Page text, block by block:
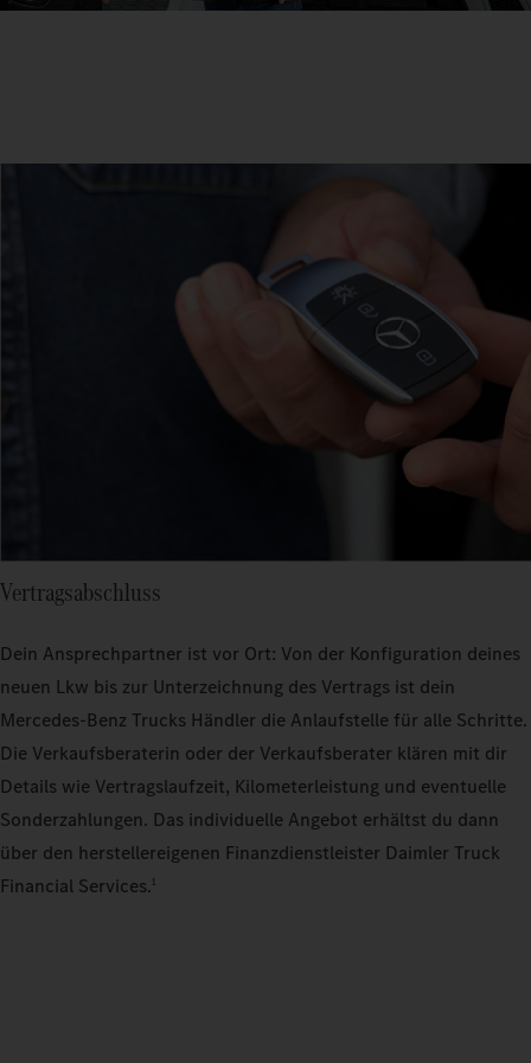
Vertragsabschluss
Dein Ansprechpartner ist vor Ort: Von der Konfiguration deines
neuen Lkw bis zur Unterzeichnung des Vertrags ist dein
Mercedes‑Benz Trucks Händler die Anlaufstelle für alle Schritte.
Die Verkaufsberaterin oder der Verkaufsberater klären mit dir
Details wie Vertragslaufzeit, Kilometerleistung und eventuelle
Sonderzahlungen. Das individuelle Angebot erhältst du dann
über den herstellereigenen Finanzdienstleister Daimler Truck
Financial Services.1